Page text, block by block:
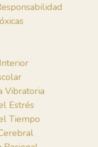
Vibratoria
Estrés
Tiempo